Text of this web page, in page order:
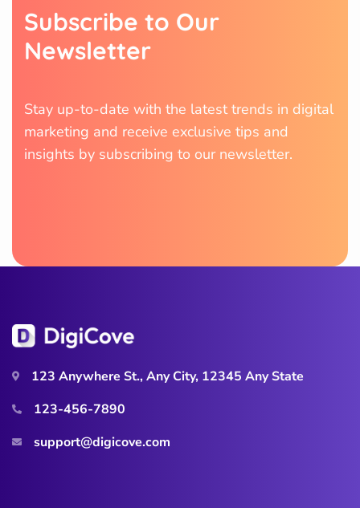
Subscribe to Our
Newsletter
Stay up-to-date with the latest trends in digital
marketing and receive exclusive tips and
insights by subscribing to our newsletter.
123 Anywhere St., Any City, 12345 Any State
123-456-7890
support@digicove.com